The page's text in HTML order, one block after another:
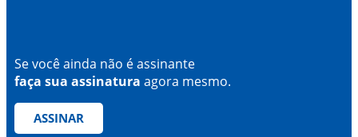
Se você ainda não é assinante
faça sua assinatura agora mesmo.
ASSINAR